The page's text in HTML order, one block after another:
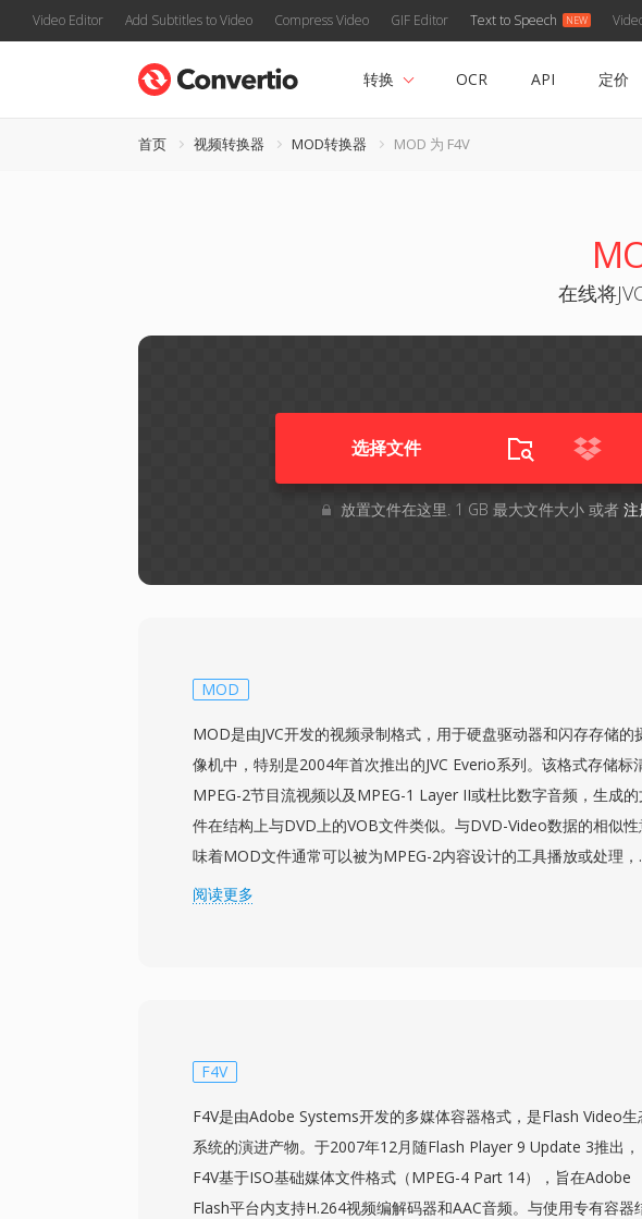
Video Editor Add Subtitles to Video Compress Video GIF Editor Text to Speech
转换 OCR API 定价
首页 视频转换器 MOD转换器 MOD 为 F4V
在线将
选择文件
放置文件在这里. 1 GB 最大文件大小 或者 注
MOD
MOD是由JVC开发的视频录制格式，用于硬盘驱动器和闪存存储的
像机中，特别是2004年首次推出的JVC Everio系列。该格式存储标
MPEG-2节目流视频以及MPEG-1 Layer II或杜比数字音频，生成的
件在结构上与DVD上的VOB文件类似。与DVD-Video数据的相似
味着MOD文件通常可以被为MPEG-2内容设计的工具播放或处理，
时仅需重命名文件扩展名。JVC将MOD设计为从基于磁带的DV录制
Panasonic和Canon也在部分消费级摄像机型号中采用了MOD格式
MOD的新制作用途，但该格式对于访问和转换2000年代中期基于
件的摄像机存档素材仍然具有相关性。
阅读更多
F4V
F4V是由Adobe Systems开发的多媒体容器格式，是Flash Video生
系统的演进产物。于2007年12月随Flash Player 9 Update 3推出，
F4V基于ISO基础媒体文件格式（MPEG-4 Part 14），旨在Adobe
Flash平台内支持H.264视频编解码器和AAC音频。与使用专有容器